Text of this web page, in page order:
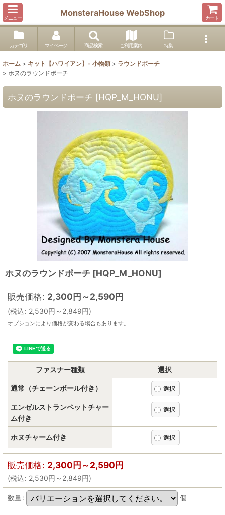
メニュー
MonsteraHouse WebShop
カート
カテゴリ マイページ 商品検索 ご利用案内 特集
ホーム > キット【ハワイアン】- 小物類 > ラウンドポーチ
> ホヌのラウンドポーチ
ホヌのラウンドポーチ [HQP_M_HONU]
ホヌのラウンドポーチ [HQP_M_HONU]
販売価格: 2,300円～2,590円
(税込: 2,530円 ～2,849円)
オプションにより価格が変わる場合もあります。
ファスナー種類 選択
通常（チェーンボール付き）
エンゼルストランペットチャー
ム付き
ホヌチャーム付き
販売価格: 2,300円～2,590円
(税込: 2,530円 ～2,849円)
数量: 個